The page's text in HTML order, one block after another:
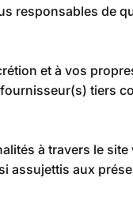
responsables de
et à vos
tiers
à travers le site
assujettis aux